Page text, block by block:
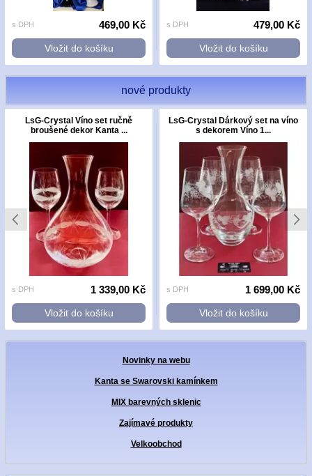
Novinky na webu
Kanta se Swarovski kamínkem
MIX barevných sklenic
Zajímavé produkty
Velkoobchod
s DPH 469,00 Kč
Vložit do košíku
s DPH 479,00 Kč
Vložit do košíku
nové produkty
LsG-Crystal Víno set ručně
broušené dekor Kanta ...
s DPH 1 339,00 Kč
Vložit do košíku
LsG-Crystal Dárkový set na víno
s dekorem Víno 1...
s DPH 1 699,00 Kč
Vložit do košíku